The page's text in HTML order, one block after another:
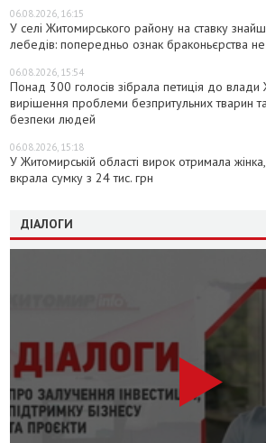
06.08.2026, 16:15
У селі Житомирського району на ставку
лебедів: попередньо ознак браконьєрства
06.08.2026, 15:54
Понад 300 голосів зібрала петиція до
вирішення проблеми безпритульних тварин
безпеки людей
06.08.2026, 15:18
У Житомирській області вирок отримала жінка,
вкрала сумку з 24 тис. грн
ДІАЛОГИ